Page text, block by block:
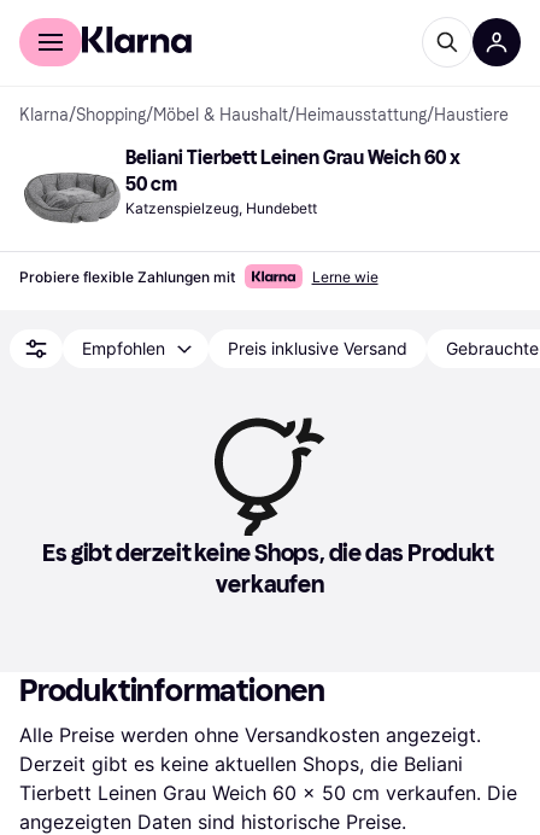
Für Shopper
Klarna/Shopping/Möbel & Haushalt/Heimausstattung/Haustiere
Beliani Tierbett Leinen Grau Weich 60 x
50 cm
Katzenspielzeug, Hundebett
Probiere flexible Zahlungen mit Lerne wie
Empfohlen Preis inklusive Versand
Es gibt derzeit keine Shops, die das Produkt
verkaufen
Produktinformationen
Alle Preise werden ohne Versandkosten angezeigt.
Derzeit gibt es keine aktuellen Shops, die Beliani
Tierbett Leinen Grau Weich 60 x 50 cm verkaufen. Die
angezeigten Daten sind historische Preise.